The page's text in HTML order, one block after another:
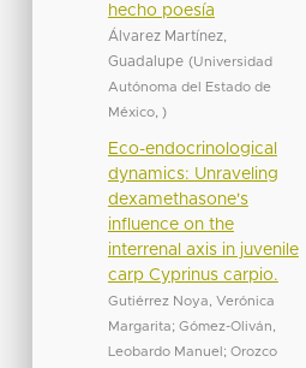
hecho poesía
Álvarez Martínez,
Guadalupe (Universidad
Autónoma del Estado de
México, )
Eco-endocrinological
dynamics: Unraveling
dexamethasone's
influence on the
interrenal axis in juvenile
carp Cyprinus carpio.
Gutiérrez Noya, Verónica
Margarita; Gómez-Oliván,
Leobardo Manuel ; Orozco